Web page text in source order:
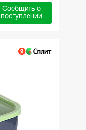
Сообщить о
поступлении